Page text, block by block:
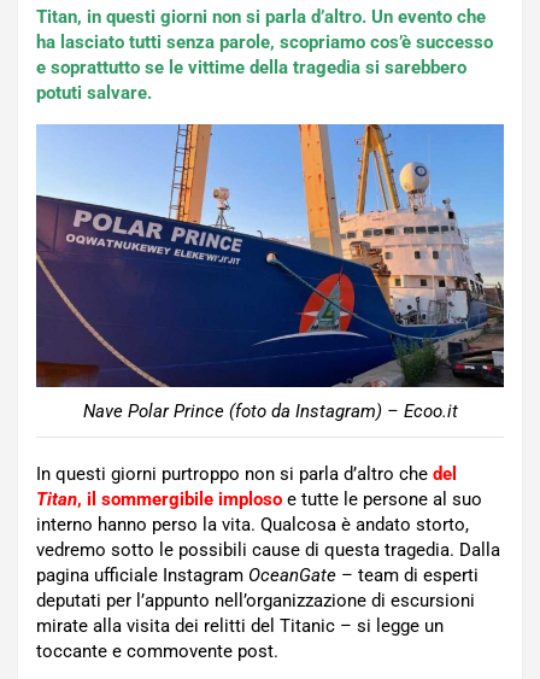
Titan, in questi giorni non si parla d’altro. Un evento che
ha lasciato tutti senza parole, scopriamo cos’è successo
e soprattutto se le vittime della tragedia si sarebbero
potuti salvare.
Nave Polar Prince (foto da Instagram) – Ecoo.it
In questi giorni purtroppo non si parla d’altro che del
Titan, il sommergibile imploso e tutte le persone al suo
interno hanno perso la vita. Qualcosa è andato storto,
vedremo sotto le possibili cause di questa tragedia. Dalla
pagina ufficiale Instagram OceanGate – team di esperti
deputati per l’appunto nell’organizzazione di escursioni
mirate alla visita dei relitti del Titanic – si legge un
toccante e commovente post.